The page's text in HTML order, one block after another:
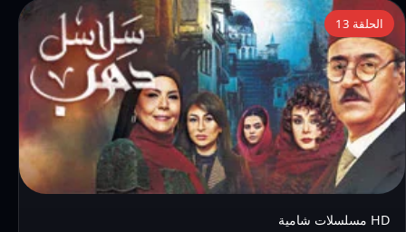
التفاصيل:
مسلسل
سلاسل
دهب
الحلقة
الثالثة
عشر
HD
الحلقة 13
HD مسلسلات شامية